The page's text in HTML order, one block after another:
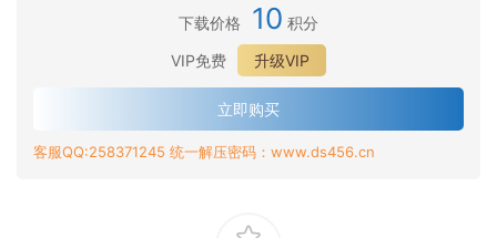
下载价格 10 积分
VIP免费
升级VIP
立即购买
客服QQ:258371245 统一解压密码：www.ds456.cn